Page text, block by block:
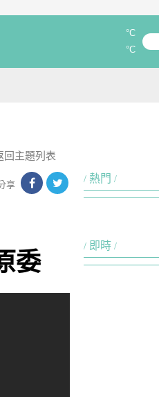
°C
°C
回主題列表
享
委
熱門
即時